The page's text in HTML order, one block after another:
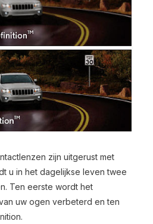
zijn uitgerust met
u in het dagelijkse leven twee
Ten eerste wordt het
uw ogen verbeterd en ten